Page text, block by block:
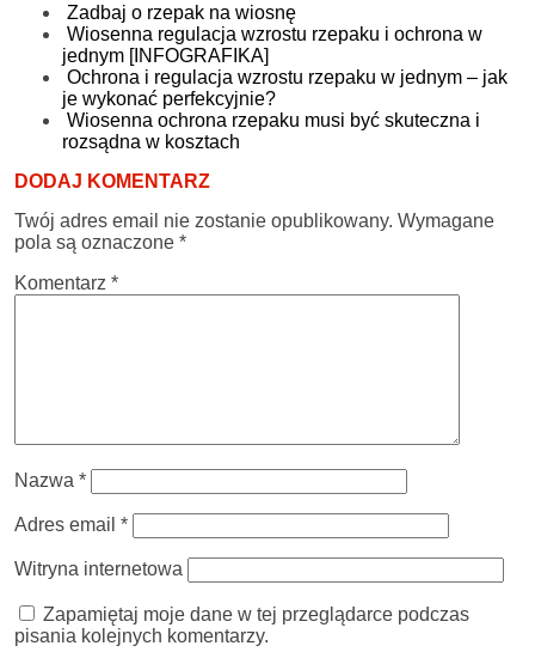
Zadbaj o rzepak na wiosnę
Wiosenna regulacja wzrostu rzepaku i ochrona w
jednym [INFOGRAFIKA]
Ochrona i regulacja wzrostu rzepaku w jednym – jak
je wykonać perfekcyjnie?
Wiosenna ochrona rzepaku musi być skuteczna i
rozsądna w kosztach
DODAJ KOMENTARZ
Twój adres email nie zostanie opublikowany. Wymagane
pola są oznaczone *
Komentarz *
Nazwa *
Adres email *
Witryna internetowa
Zapamiętaj moje dane w tej przeglądarce podczas
pisania kolejnych komentarzy.